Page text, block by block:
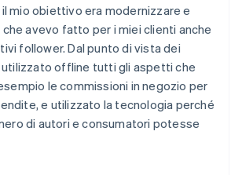
il mio obiettivo era modernizzare e
avevo fatto per i miei clienti anche
follower. Dal punto di vista dei
utilizzato offline tutti gli aspetti che
le commissioni in negozio per
e utilizzato la tecnologia perché
di autori e consumatori potesse